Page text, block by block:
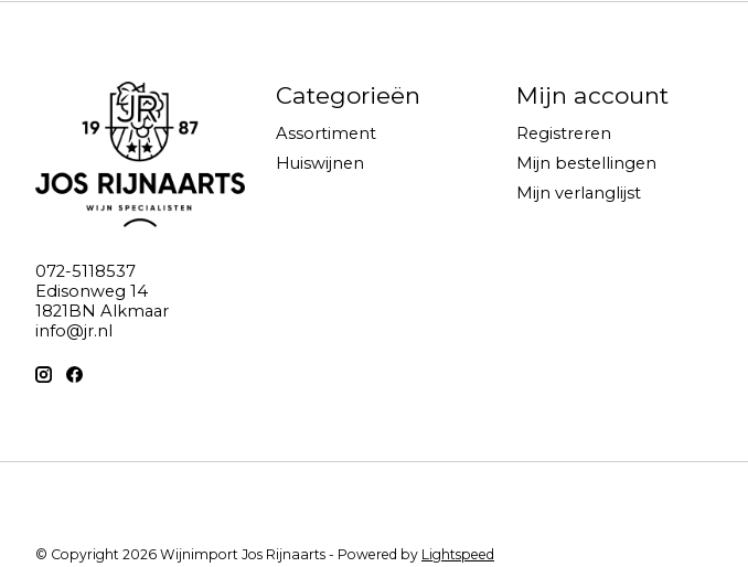
072-5118537
Edisonweg 14
1821BN Alkmaar
info@jr.nl
Categorieën
Assortiment
Huiswijnen
Mijn account
Registreren
Mijn bestellingen
Mijn verlanglijst
© Copyright 2026 Wijnimport Jos Rijnaarts - Powered by Lightspeed